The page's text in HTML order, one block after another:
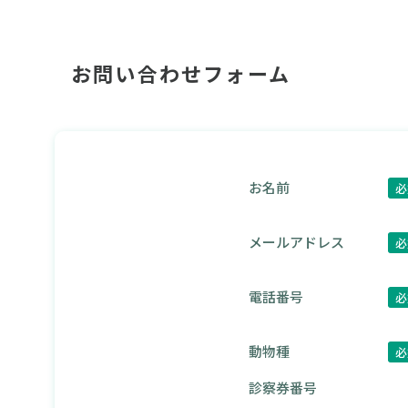
お問い合わせフォーム
お名前
メールアドレス
電話番号
動物種
診察券番号